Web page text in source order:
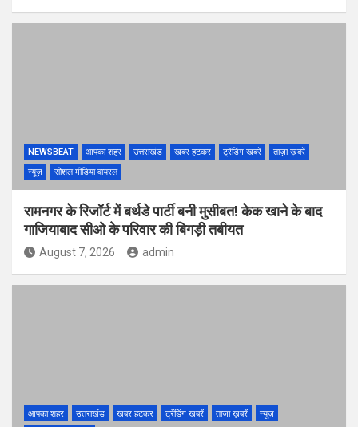
NEWSBEAT आपका शहर उत्तराखंड खबर हटकर ट्रेंडिंग खबरें
ताज़ा ख़बरें
न्यूज़
सोशल मीडिया वायरल
रामनगर के रिजॉर्ट में बर्थडे पार्टी बनी मुसीबत! केक खाने के बाद
गाजियाबाद सीओ के परिवार की बिगड़ी तबीयत
August 7, 2026 admin
आपका शहर उत्तराखंड खबर हटकर ट्रेंडिंग खबरें ताज़ा ख़बरें
न्यूज़